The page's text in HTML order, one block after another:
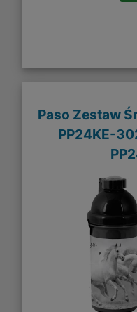
Paso Zestaw
PP24KE-